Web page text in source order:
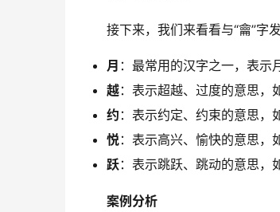
接下来，我们来看看与“龠”字发
月 ：最常用的汉字之一，表示
越：表示超越、过度的意思，如
约 ：表示约定、约束的意思，如
悦：表示高兴、愉快的意思，如
跃：表示跳跃、跳动的意思，如
案例分析